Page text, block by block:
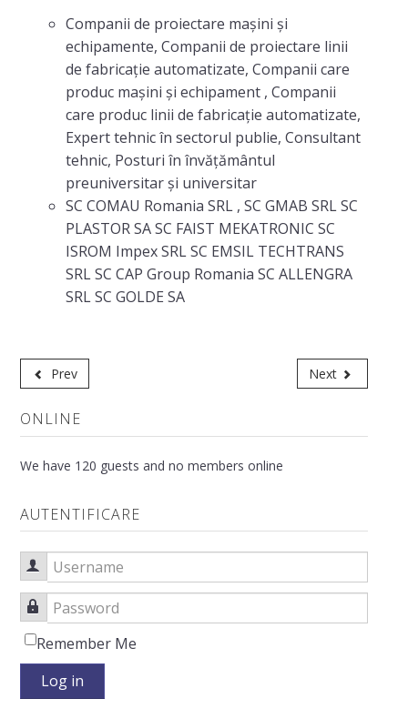
Companii de proiectare mașini și
echipamente, Companii de proiectare linii
de fabricație automatizate, Companii care
produc mașini și echipament , Companii
care produc linii de fabricație automatizate,
Expert tehnic în sectorul publie, Consultant
tehnic, Posturi în învățământul
preuniversitar și universitar
SC COMAU Romania SRL , SC GMAB SRL SC
PLASTOR SA SC FAIST MEKATRONIC SC
ISROM Impex SRL SC EMSIL TECHTRANS
SRL SC CAP Group Romania SC ALLENGRA
SRL SC GOLDE SA
Prev Next
ONLINE
We have 120 guests and no members online
AUTENTIFICARE
Username
Password
Remember Me
Log in